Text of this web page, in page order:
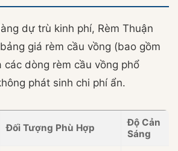
dự trù kinh phí, Rèm Thuận
giá rèm cầu vồng (bao gồm
các dòng rèm cầu vồng phổ
phát sinh chi phí ẩn.
Đối Tượng Phù Hợp
Độ Cản
Sáng